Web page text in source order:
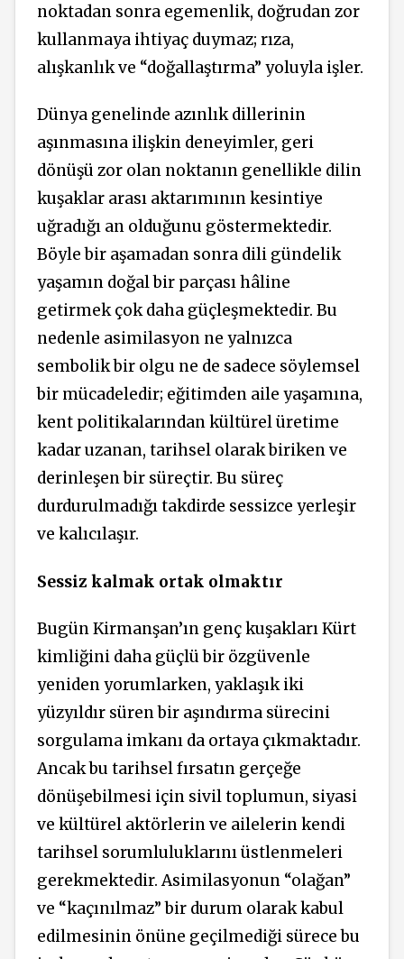
noktadan sonra egemenlik, doğrudan zor
kullanmaya ihtiyaç duymaz; rıza,
alışkanlık ve “doğallaştırma” yoluyla işler.
Dünya genelinde azınlık dillerinin
aşınmasına ilişkin deneyimler, geri
dönüşü zor olan noktanın genellikle dilin
kuşaklar arası aktarımının kesintiye
uğradığı an olduğunu göstermektedir.
Böyle bir aşamadan sonra dili gündelik
yaşamın doğal bir parçası hâline
getirmek çok daha güçleşmektedir. Bu
nedenle asimilasyon ne yalnızca
sembolik bir olgu ne de sadece söylemsel
bir mücadeledir; eğitimden aile yaşamına,
kent politikalarından kültürel üretime
kadar uzanan, tarihsel olarak biriken ve
derinleşen bir süreçtir. Bu süreç
durdurulmadığı takdirde sessizce yerleşir
ve kalıcılaşır.
Sessiz kalmak ortak olmaktır
Bugün Kirmanşan’ın genç kuşakları Kürt
kimliğini daha güçlü bir özgüvenle
yeniden yorumlarken, yaklaşık iki
yüzyıldır süren bir aşındırma sürecini
sorgulama imkanı da ortaya çıkmaktadır.
Ancak bu tarihsel fırsatın gerçeğe
dönüşebilmesi için sivil toplumun, siyasi
ve kültürel aktörlerin ve ailelerin kendi
tarihsel sorumluluklarını üstlenmeleri
gerekmektedir. Asimilasyonun “olağan”
ve “kaçınılmaz” bir durum olarak kabul
edilmesinin önüne geçilmediği sürece bu